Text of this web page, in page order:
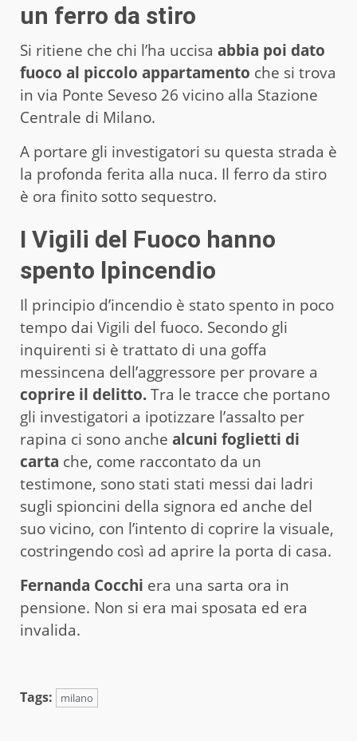
un ferro da stiro
Si ritiene che chi l’ha uccisa abbia poi dato
fuoco al piccolo appartamento che si trova
in via Ponte Seveso 26 vicino alla Stazione
Centrale di Milano.
A portare gli investigatori su questa strada è
la profonda ferita alla nuca. Il ferro da stiro
è ora finito sotto sequestro.
I Vigili del Fuoco hanno
spento lpincendio
Il principio d’incendio è stato spento in poco
tempo dai Vigili del fuoco. Secondo gli
inquirenti si è trattato di una goffa
messincena dell’aggressore per provare a
coprire il delitto.Tra le tracce che portano
gli investigatori a ipotizzare l’assalto per
rapina ci sono anche alcuni foglietti di
carta che, come raccontato da un
testimone, sono stati stati messi dai ladri
sugli spioncini della signora ed anche del
suo vicino, con l’intento di coprire la visuale,
costringendo così ad aprire la porta di casa.
Fernanda Cocchi era una sarta ora in
pensione. Non si era mai sposata ed era
invalida.
Tags: milano